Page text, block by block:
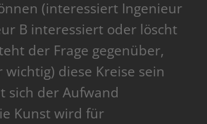
(interessiert Ingenieur
B interessiert oder löscht
der Frage gegenüber,
diese Kreise sein
sich der Aufwand
Kunst wird für